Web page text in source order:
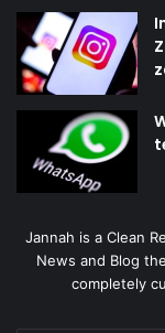
Jannah is a Clean
News and Blog
completely